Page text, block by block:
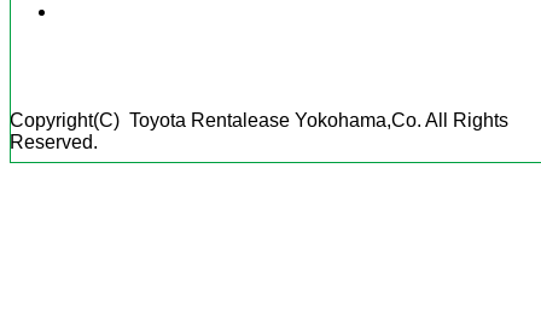
Copyright(C) Toyota Rentalease Yokohama,Co. All Rights
Reserved.